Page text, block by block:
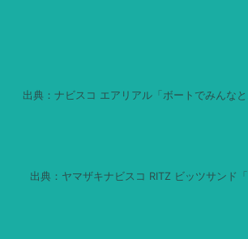
出典：ナビスコ エアリアル「ボートでみんな
出典：ヤマザキナビスコ RITZ ビッツサンド